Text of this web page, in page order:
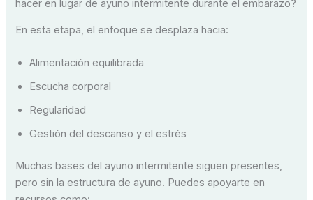
En esta etapa, el enfoque se desplaza hacia:
Alimentación equilibrada
Escucha corporal
Regularidad
Gestión del descanso y el estrés
Muchas bases del ayuno intermitente siguen presentes,
pero sin la estructura de ayuno. Puedes apoyarte en